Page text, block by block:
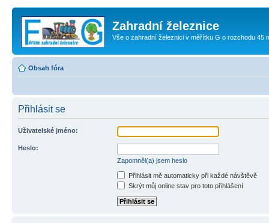
Zahradní železnice
Vše o zahradní železnici v měřítku G o rozchodu 45
Obsah fóra
Přihlásit se
Uživatelské jméno:
Heslo:
Zapomněl(a) jsem heslo
Přihlásit mě automaticky při každé návštěvě
Skrýt můj online stav pro toto přihlášení